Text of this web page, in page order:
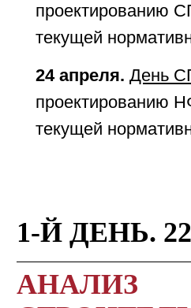
проектированию
текущей
24 апреля. День
проектированию
текущей
1-Й ДЕНЬ.
АНАЛИЗ